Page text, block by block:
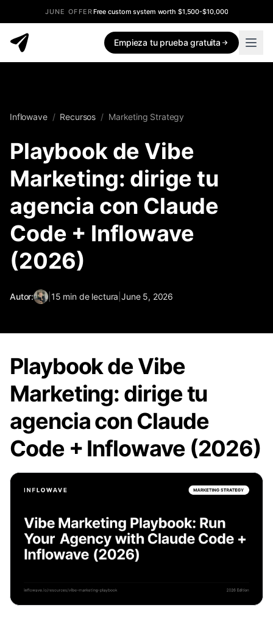
JUNE OFFERFree custom system worth $1,500-$10,000
Empieza tu prueba gratuita
Inflowave / Recursos / Marketing Strategy
Playbook de Vibe
Marketing: dirige tu
agencia con Claude
Code + Inflowave
(2026)
Autor: 15 min de lectura |June 5, 2026
Playbook de Vibe
Marketing: dirige tu
agencia con Claude
Code + Inflowave (2026)